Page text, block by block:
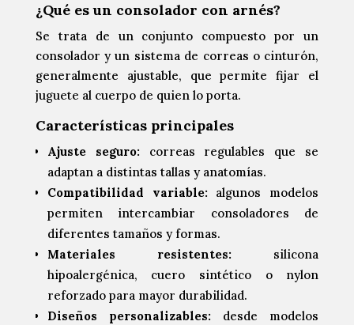
¿Qué es un consolador con arnés?
Se trata de un conjunto compuesto por un
consolador y un sistema de correas o cinturón,
generalmente ajustable, que permite fijar el
juguete al cuerpo de quien lo porta.
Características principales
Ajuste seguro: correas regulables que se
adaptan a distintas tallas y anatomías.
Compatibilidad variable: algunos modelos
permiten intercambiar consoladores de
diferentes tamaños y formas.
Materiales resistentes: silicona
hipoalergénica, cuero sintético o nylon
reforzado para mayor durabilidad.
Diseños personalizables: desde modelos